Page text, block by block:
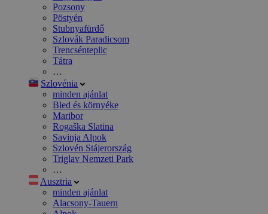
Pozsony
Pöstyén
Stubnyafürdő
Szlovák Paradicsom
Trencsénteplic
Tátra
…
Szlovénia
minden ajánlat
Bled és környéke
Maribor
Rogaška Slatina
Savinja Alpok
Szlovén Stájerország
Triglav Nemzeti Park
…
Ausztria
minden ajánlat
Alacsony-Tauern